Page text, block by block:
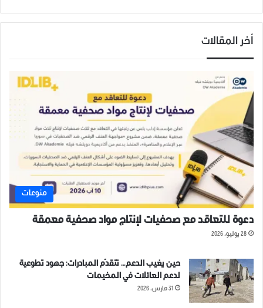
أخر المقالات
منوعات
دعوة للتعاقد مع صحفيات لإنتاج مواد صحفية معمقة
28 يوليو، 2026
حين يغيب الدعم… تتقدّم المبادرات: جهود تطوعية
لدعم العائلات في المخيمات
31 مارس، 2026